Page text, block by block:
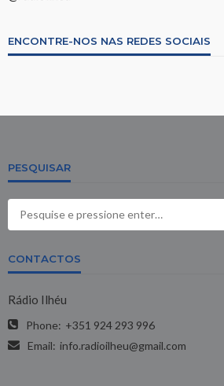
ENCONTRE-NOS NAS REDES SOCIAIS
PESQUISAR
CONTACTOS
Rádio Ilhéu
Phone: +351 924 293 996
Email: info.radioilheu@gmail.com